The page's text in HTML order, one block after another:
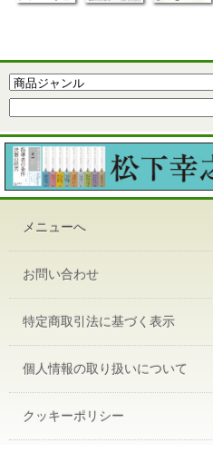
メニューへ
お問い合わせ
特定商取引法に基づく表示
個人情報の取り扱いについて
クッキーポリシー